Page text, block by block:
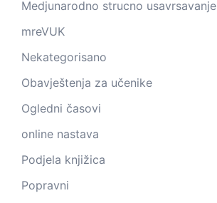
Medjunarodno strucno usavrsavanje
mreVUK
Nekategorisano
Obavještenja za učenike
Ogledni časovi
online nastava
Podjela knjižica
Popravni